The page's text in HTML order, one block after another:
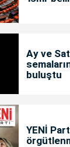
Ay ve
buluştu
YENİ